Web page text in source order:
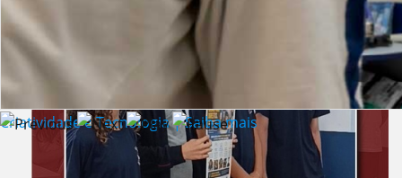
Criatividade e Tecnologia | Saiba mais